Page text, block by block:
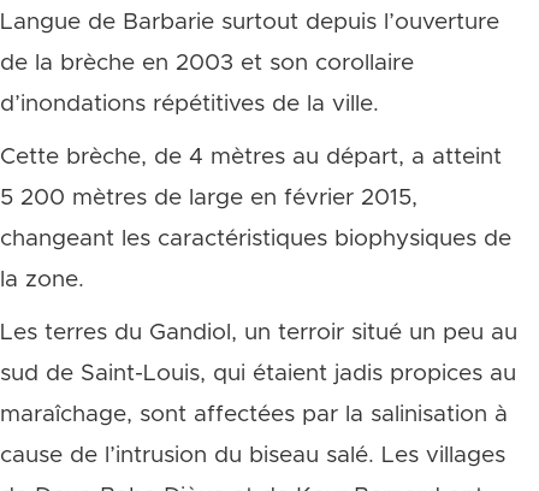
Langue de Barbarie surtout depuis l’ouverture
de la brèche en 2003 et son corollaire
d’inondations répétitives de la ville.
Cette brèche, de 4 mètres au départ, a atteint
5 200 mètres de large en février 2015,
changeant les caractéristiques biophysiques de
la zone.
Les terres du Gandiol, un terroir situé un peu au
sud de Saint-Louis, qui étaient jadis propices au
maraîchage, sont affectées par la salinisation à
cause de l’intrusion du biseau salé. Les villages